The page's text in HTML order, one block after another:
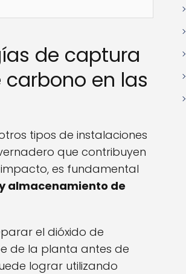
de captura
en las
tipos de instalaciones
que contribuyen
es fundamental
almacenamiento de
el dióxido de
de la planta antes de
lograr utilizando